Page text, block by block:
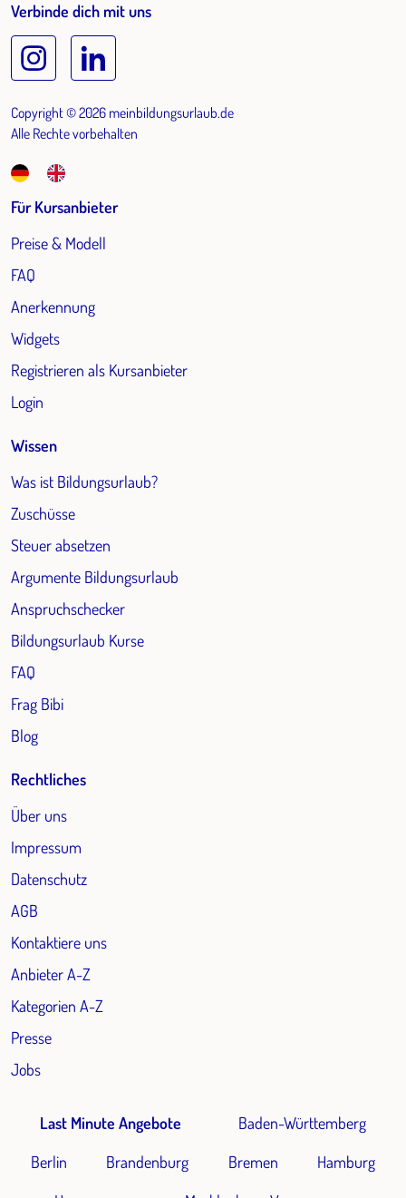
Verbinde dich mit uns
Copyright © 2026 meinbildungsurlaub.de
Alle Rechte vorbehalten
Für Kursanbieter
Preise & Modell
FAQ
Anerkennung
Widgets
Registrieren als Kursanbieter
Login
Wissen
Was ist Bildungsurlaub?
Zuschüsse
Steuer absetzen
Argumente Bildungsurlaub
Anspruchschecker
Bildungsurlaub Kurse
FAQ
Frag Bibi
Blog
Rechtliches
Über uns
Impressum
Datenschutz
AGB
Kontaktiere uns
Anbieter A-Z
Kategorien A-Z
Presse
Jobs
Last Minute Angebote
Baden-Württemberg
Berlin
Brandenburg Bremen
Hamburg